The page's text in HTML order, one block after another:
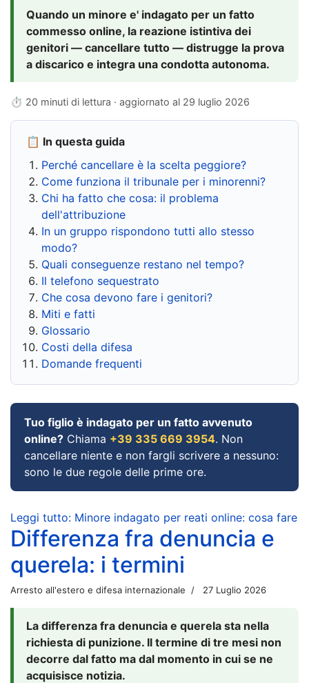
Quando un minore e' indagato per un fatto
commesso online, la reazione istintiva dei
genitori — cancellare tutto — distrugge la prova
a discarico e integra una condotta autonoma.
⏱ 20 minuti di lettura · aggiornato al 29 luglio 2026
📋 In questa guida
Perché cancellare è la scelta peggiore?
Come funziona il tribunale per i minorenni?
Chi ha fatto che cosa: il problema
dell'attribuzione
In un gruppo rispondono tutti allo stesso
modo?
Quali conseguenze restano nel tempo?
Il telefono sequestrato
Che cosa devono fare i genitori?
Miti e fatti
Glossario
Costi della difesa
Domande frequenti
Tuo figlio è indagato per un fatto avvenuto
online? Chiama +39 335 669 3954. Non
cancellare niente e non fargli scrivere a nessuno:
sono le due regole delle prime ore.
Leggi tutto: Minore indagato per reati online: cosa fare
Differenza fra denuncia e
querela: i termini
Arresto all'estero e difesa internazionale 27 Luglio 2026
La differenza fra denuncia e querela sta nella
richiesta di punizione. Il termine di tre mesi non
decorre dal fatto ma dal momento in cui se ne
acquisisce notizia.